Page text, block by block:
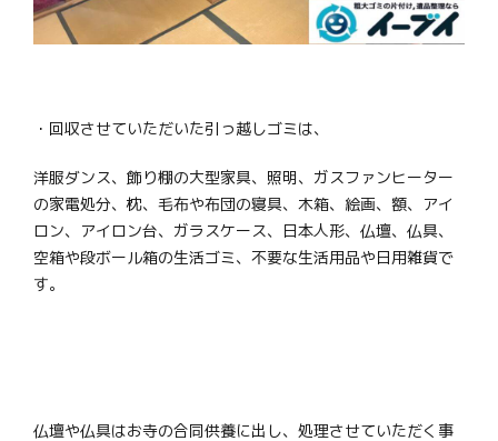
・回収させていただいた引っ越しゴミは、
洋服ダンス、飾り棚の大型家具、照明、ガスファンヒーター
の家電処分、枕、毛布や布団の寝具、木箱、絵画、額、アイ
ロン、アイロン台、ガラスケース、日本人形、仏壇、仏具、
空箱や段ボール箱の生活ゴミ、不要な生活用品や日用雑貨で
す。
仏壇や仏具はお寺の合同供養に出し、処理させていただく事